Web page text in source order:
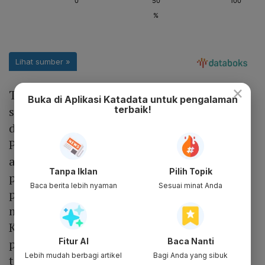
Terkait kinerja, penjualan GRPM pada 2022
sebesar Rp 325,9 miliar meningkat 3,8%
dibandingkan 2021 Rp 313,9 miliar.
Peningkatan tersebut terutama disebabkan
adanya penambahan area distribusi baru
pada 2022. Sedangkan beban pokok
penjualan naik 4,5% dari Rp 289,8 miliar
menjadi Rp 302,8 miliar pada tahun lalu.
Kenaikan terjadi sehubungan dengan
peningkatan penjualan. Adapun laba neto
tahun berjalan pada 2022 Rp 2,3 miliar,
×
Buka di Aplikasi Katadata untuk pengalaman
terbaik!
Tanpa Iklan
Baca berita lebih nyaman
Pilih Topik
Sesuai minat Anda
Fitur AI
Lebih mudah berbagi artikel
Baca Nanti
Bagi Anda yang sibuk